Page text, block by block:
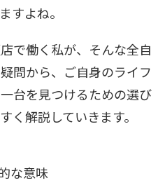
すよね。
で働く私が、そんな全自
問から、ご自身のライフ
台を見つけるための選び
く解説していきます。
な意味